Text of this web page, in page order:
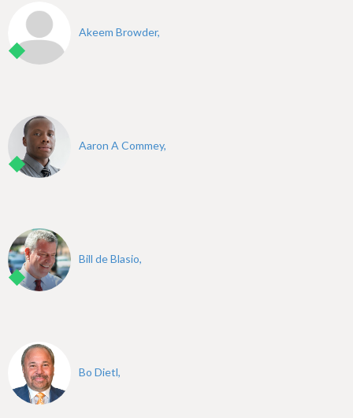
Akeem Browder,
Aaron A Commey,
Bill de Blasio,
Bo Dietl,